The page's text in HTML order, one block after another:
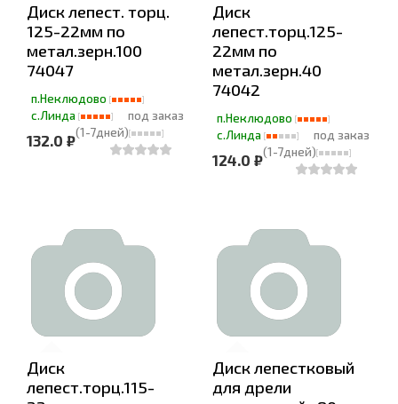
Диск лепест. торц.
125-22мм по
метал.зерн.100
74047
п.Неклюдово
с.Линда
под заказ
(1-7дней)
132.0 ₽
Диск
лепест.торц.125-
22мм по
метал.зерн.40
74042
п.Неклюдово
с.Линда
под заказ
(1-7дней)
124.0 ₽
Диск
лепест.торц.115-
Диск лепестковый
для дрели